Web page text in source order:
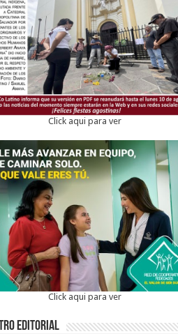
Click aqui para ver
Click aqui para ver
Editorial